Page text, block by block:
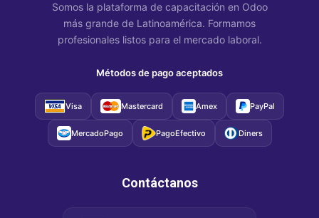
Somos la plataforma de capacitación en Odoo
más grande de Latinoamérica. Formamos
profesionales listos para el mercado laboral.
Métodos de pago aceptados
Visa Mastercard Amex PayPal
MercadoPago PagoEfectivo Diners
Contáctanos